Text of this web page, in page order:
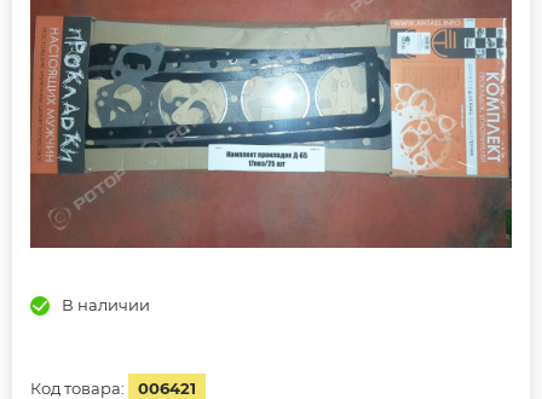
В наличии
Код товара: 006421